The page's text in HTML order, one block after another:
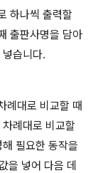
하나씩 출력할
출판사명을 담아
넣습니다.
례대로 비교할 때
례대로 비교할
필요한 동작을
을 넣어 다음 데